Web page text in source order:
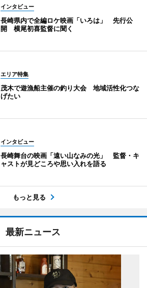
インタビュー
長崎県内で全編ロケ映画「いろは」 先行公
開 横尾初喜監督に聞く
エリア特集
茂木で遊漁船主催の釣り大会 地域活性化つな
げたい
インタビュー
長崎舞台の映画「遠い山なみの光」 監督・キ
ャストが見どころや思い入れを語る
もっと見る
最新ニュース